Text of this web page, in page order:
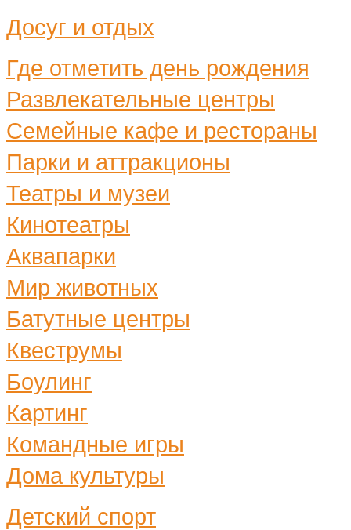
Досуг и отдых
Где отметить день рождения
Развлекательные центры
Семейные кафе и рестораны
Парки и аттракционы
Театры и музеи
Кинотеатры
Аквапарки
Мир животных
Батутные центры
Квеструмы
Боулинг
Картинг
Командные игры
Дома культуры
Детский спорт